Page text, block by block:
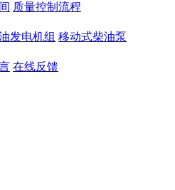
质量控制流程
发电机组 移动式柴油泵
在线反馈